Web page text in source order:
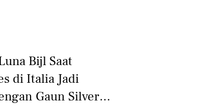
Bijl Saat
di Italia Jadi
Gaun Silver